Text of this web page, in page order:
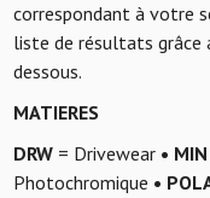
correspondant à votre
liste de résultats grâce
dessous.
MATIERES
DRW= Drivewear • MIN
Photochromique •